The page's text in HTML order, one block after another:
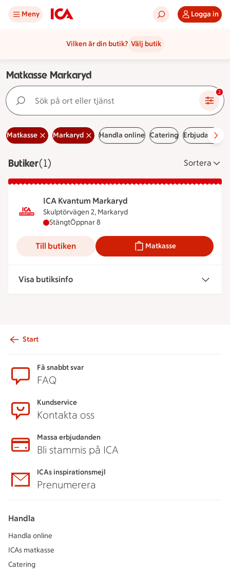
Meny Logga in
Vilken är din butik? Välj butik
Matkasse Markaryd
Sök på ort eller tjänst 2
Matkasse Markaryd Handla online Catering Erbjudanden
ButikerVisar 1 stycken
(1) Sortera
ICA Kvantum Markaryd
Skulptörvägen 2, Markaryd
ICA Kvantum Markaryd har stängt, öppnar
StängtÖppnar 8
Till butiken Matkasse
Visa butiksinfo
Start
Få snabbt svar
FAQ
Kundservice
Kontakta oss
Massa erbjudanden
Bli stammis på ICA
ICAs inspirationsmejl
Prenumerera
Handla
Handla online
ICAs matkasse
Catering